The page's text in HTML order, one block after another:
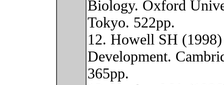
Biology. Oxford
Tokyo. 522pp.
12. Howell SH
Development.
365pp.